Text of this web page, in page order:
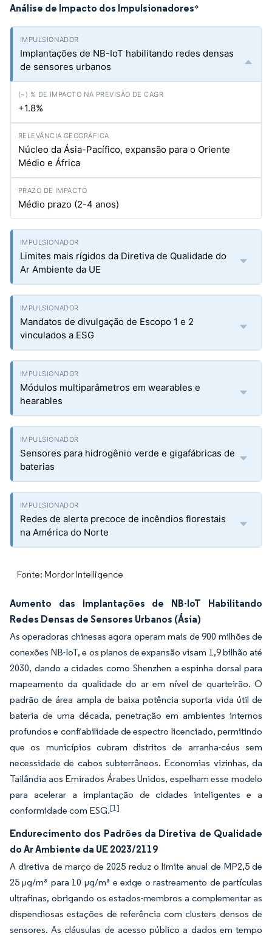
Análise de Impacto dos Impulsionadores*
Implantações de NB-IoT habilitando redes densas
de sensores urbanos
+1.8%
Núcleo da Ásia-Pacífico, expansão para o Oriente
Médio e África
Médio prazo (2-4 anos)
Limites mais rígidos da Diretiva de Qualidade do
Ar Ambiente da UE
Mandatos de divulgação de Escopo 1 e 2
vinculados a ESG
Módulos multiparâmetros em wearables e
hearables
Sensores para hidrogênio verde e gigafábricas de
baterias
Redes de alerta precoce de incêndios florestais
na América do Norte
Fonte: Mordor Intelligence
Aumento das Implantações de NB-IoT Habilitando
Redes Densas de Sensores Urbanos (Ásia)
As operadoras chinesas agora operam mais de 900 milhões de
conexões NB-IoT, e os planos de expansão visam 1,9 bilhão até
2030, dando a cidades como Shenzhen a espinha dorsal para
mapeamento da qualidade do ar em nível de quarteirão. O
padrão de área ampla de baixa potência suporta vida útil de
bateria de uma década, penetração em ambientes internos
profundos e confiabilidade de espectro licenciado, permitindo
que os municípios cubram distritos de arranha-céus sem
necessidade de cabos subterrâneos. Economias vizinhas, da
Tailândia aos Emirados Árabes Unidos, espelham esse modelo
para acelerar a implantação de cidades inteligentes e a
conformidade com ESG.[1]
Endurecimento dos Padrões da Diretiva de Qualidade
do Ar Ambiente da UE 2023/2119
A diretiva de março de 2025 reduz o limite anual de MP2,5 de
25 µg/m³ para 10 µg/m³ e exige o rastreamento de partículas
ultrafinas, obrigando os estados-membros a complementar as
dispendiosas estações de referência com clusters densos de
sensores. As cláusulas de acesso público a dados em tempo